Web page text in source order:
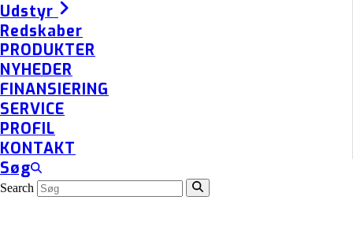
Udstyr
Redskaber
PRODUKTER
NYHEDER
FINANSIERING
SERVICE
PROFIL
KONTAKT
Søg
Search